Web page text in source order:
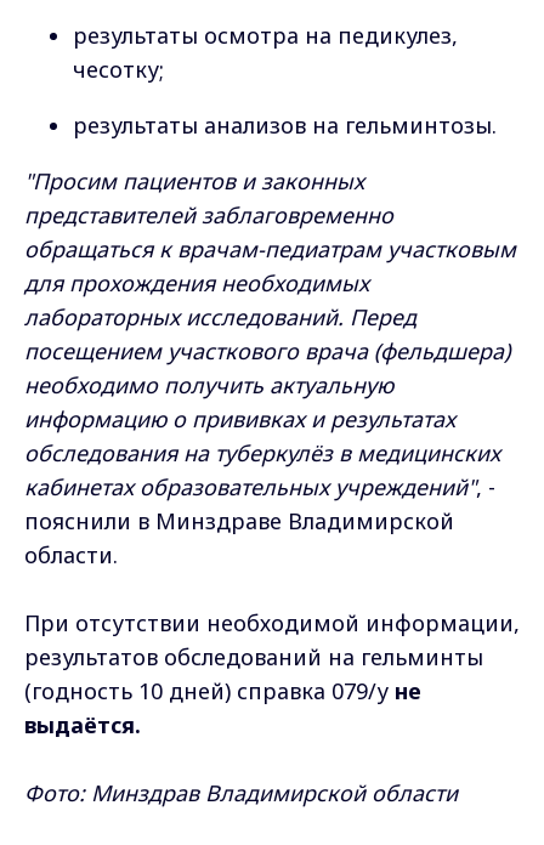
результаты осмотра на педикулез,
чесотку;
результаты анализов на гельминтозы.
"Просим пациентов и законных
представителей заблаговременно
обращаться к врачам-педиатрам участковым
для прохождения необходимых
лабораторных исследований. Перед
посещением участкового врача (фельдшера)
необходимо получить актуальную
информацию о прививках и результатах
обследования на туберкулёз в медицинских
кабинетах образовательных учреждений", -
пояснили в Минздраве Владимирской
области.
При отсутствии необходимой информации,
результатов обследований на гельминты
(годность 10 дней) справка 079/у не
выдаётся.
Фото: Минздрав Владимирской области